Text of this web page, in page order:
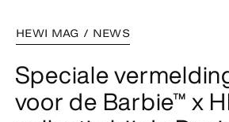
HEWI MAG / NEWS
Speciale
voor de Barbie™ x